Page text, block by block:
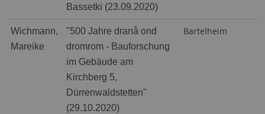
Bassetki (23.09.2020)
Wichmann,
Mareike
"500 Jahre dranå ond
dromrom - Bauforschung
im Gebäude am
Kirchberg 5,
Dürrenwaldstetten"
(29.10.2020)
Bartelheim